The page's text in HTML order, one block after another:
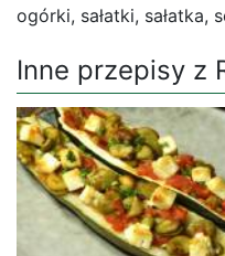
ogórki, sałatki, sałatka,
Inne przepisy z